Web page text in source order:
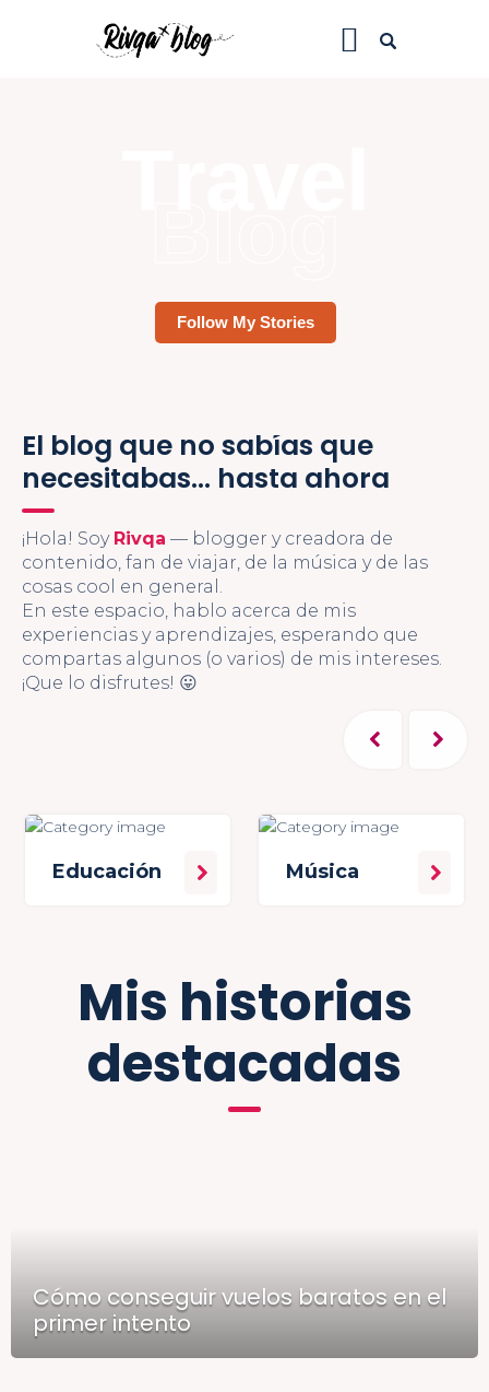
Acerca de
El blog que no sabías que
necesitabas... hasta ahora
¡Hola! Soy Rivqa — blogger y creadora de
contenido, fan de viajar, de la música y de las
cosas cool en general.
En este espacio, hablo acerca de mis
experiencias y aprendizajes, esperando que
compartas algunos (o varios) de mis intereses.
¡Que lo disfrutes! 😛
Educación Música
Mis historias
destacadas
Cómo conseguir vuelos baratos en el
primer intento